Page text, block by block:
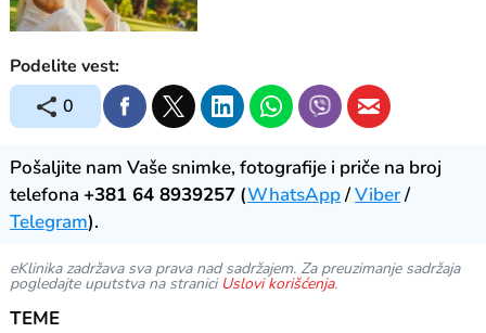
Podelite vest:
0
Pošaljite nam Vaše snimke, fotografije i priče na broj
telefona +381 64 8939257 (WhatsApp/Viber/
Telegram).
eKlinika zadržava sva prava nad sadržajem. Za preuzimanje sadržaja
pogledajte uputstva na stranici Uslovi korišćenja.
TEME